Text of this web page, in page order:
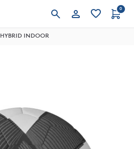
Anmelden
0
INDOOR